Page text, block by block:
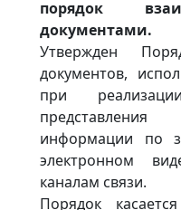
порядок
документами.
Утвержден
документов,
при
представления
информации по
электронном
каналам связи.
Порядок